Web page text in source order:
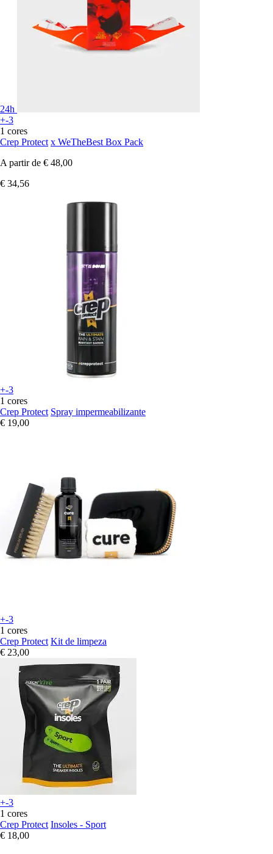
24h
+-3
1 cores
Crep Protect x WeTheBest Box Pack
A partir de € 48,00
€ 34,56
+-3
1 cores
Crep Protect Spray impermeabilizante
€ 19,00
+-3
1 cores
Crep Protect Kit de limpeza
€ 23,00
+-3
1 cores
Crep Protect Insoles - Sport
€ 18,00